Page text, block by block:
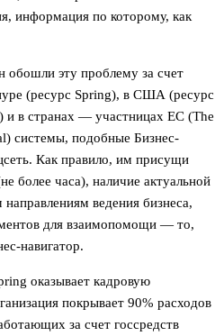
информация по которому, как
обошли эту проблему за счет
(ресурс Spring), в США (ресурс
и в странах — участницах ЕС (The
системы, подобные Бизнес-
Как правило, им присущи
более часа), наличие актуальной
ведения бизнеса,
для взаимопомощи — то,
навигатор.
оказывает кадровую
покрывает 90% расходов
за счет госсредств